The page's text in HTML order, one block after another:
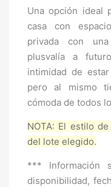
Una opción ideal
casa con
privada con
plusvalía a
intimidad de
pero al mismo
cómoda de todos
NOTA: El estilo
del lote elegido.
*** Información
disponibilidad,